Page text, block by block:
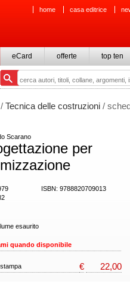
home casa editrice
eCard offerte top ten
/ Tecnica delle costruzioni /
Scarano
per
ISBN: 9788820709013
esaurito
quando disponibile
€ 22,00